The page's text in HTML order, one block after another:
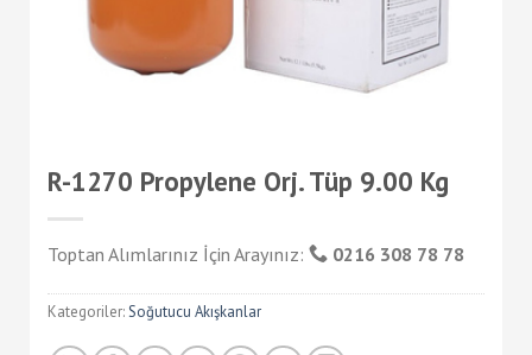
R-1270 Propylene Orj. Tüp 9.00 Kg
Toptan Alımlarınız İçin Arayınız: 0216 308 78 78
Kategoriler:Soğutucu Akışkanlar